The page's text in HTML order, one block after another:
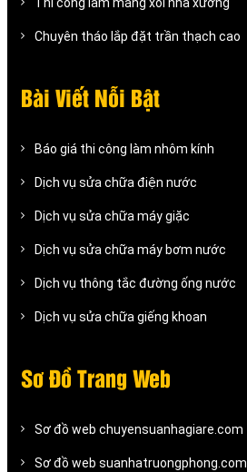
Thi công làm máng xối nhà xưởng
Chuyên tháo lắp đặt trần thạch cao
Bài Viết Nỗi Bật
Báo giá thi công làm nhôm kính
Dịch vụ sửa chữa điện nước
Dịch vụ sửa chữa máy giặc
Dịch vụ sửa chữa máy bơm nước
Dịch vụ thông tắc đường ống nước
Dịch vụ sửa chữa giếng khoan
Sơ Đồ Trang Web
Sơ đồ web chuyensuanhagiare.com
Sơ đồ web suanhatruongphong.com